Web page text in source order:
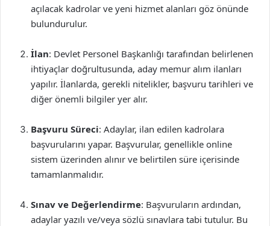
açılacak kadrolar ve yeni hizmet alanları göz önünde
bulundurulur.
İlan: Devlet Personel Başkanlığı tarafından belirlenen
ihtiyaçlar doğrultusunda, aday memur alım ilanları
yapılır. İlanlarda, gerekli nitelikler, başvuru tarihleri ve
diğer önemli bilgiler yer alır.
Başvuru Süreci: Adaylar, ilan edilen kadrolara
başvurularını yapar. Başvurular, genellikle online
sistem üzerinden alınır ve belirtilen süre içerisinde
tamamlanmalıdır.
Sınav ve Değerlendirme: Başvuruların ardından,
adaylar yazılı ve/veya sözlü sınavlara tabi tutulur. Bu